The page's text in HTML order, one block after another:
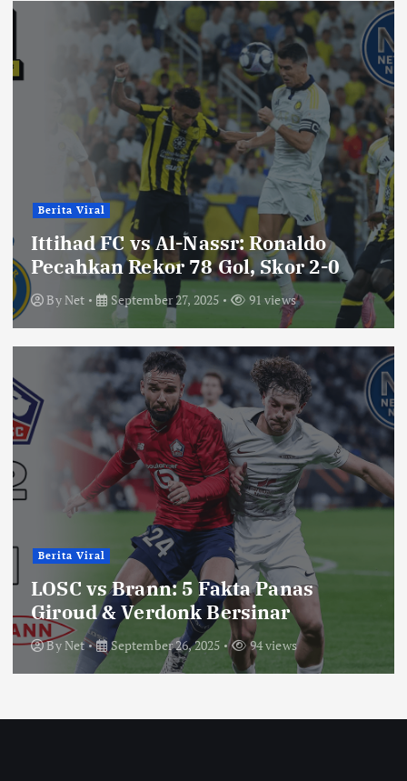
Berita Viral
Ittihad FC vs Al-Nassr: Ronaldo
Pecahkan Rekor 78 Gol, Skor 2-0
ByNet September 27, 2025 91 views
Berita Viral
LOSC vs Brann: 5 Fakta Panas
Giroud & Verdonk Bersinar
ByNet September 26, 2025 94 views